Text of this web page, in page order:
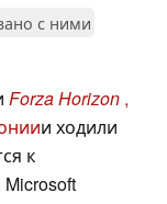
с ними
Forza Horizon ,
и ходили
к